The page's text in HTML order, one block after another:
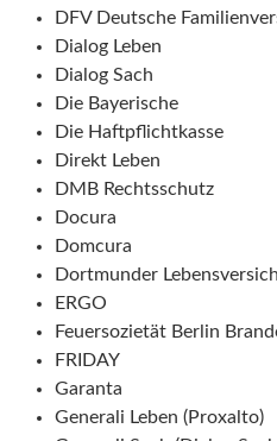
DFV Deutsche
Dialog Leben
Dialog Sach
Die Bayerische
Die Haftpflichtkasse
Direkt Leben
DMB Rechtsschutz
Docura
Domcura
Dortmunder
ERGO
Feuersozietät Berlin
FRIDAY
Garanta
Generali Leben (Proxalto)